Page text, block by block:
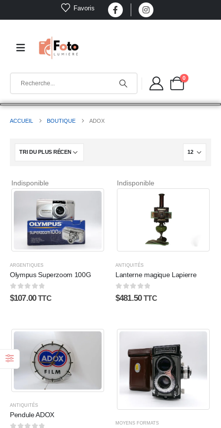
Favoris
0
ACCUEIL BOUTIQUE ADOX
Indisponible
ARGENTIQUES
Olympus Superzoom 100G
0sur 5
$107.00 TTC
Indisponible
ANTIQUITÉS
Lanterne magique Lapierre
0 sur 5
$481.50 TTC
ANTIQUITÉS
Pendule ADOX
MOYENS FORMATS